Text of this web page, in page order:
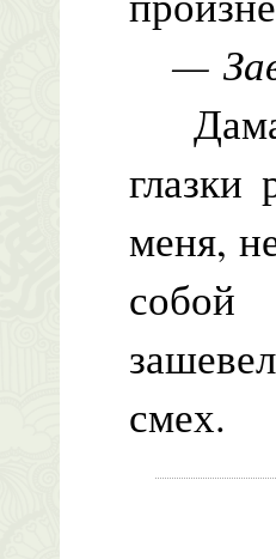
—
Дама
глазки
меня,
смех.